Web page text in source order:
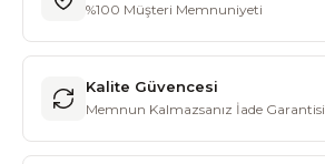
%100 Müşteri Memnuniyeti
Kalite Güvencesi
Memnun Kalmazsanız İade Garantisi